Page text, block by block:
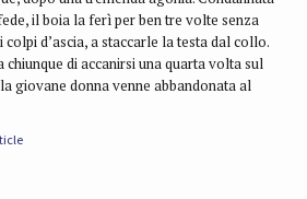
il boia la ferì per ben tre volte senza
d’ascia, a staccarle la testa dal collo.
di accanirsi una quarta volta sul
giovane donna venne abbandonata al